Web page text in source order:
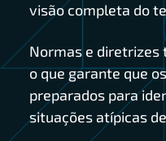
visão completa do
Normas e diretrizes
o que garante que
preparados para
situações atípicas